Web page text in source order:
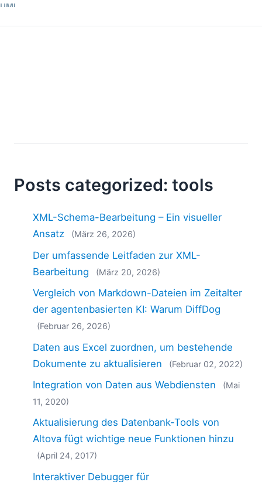
UML
2021
2019
2016
2015
2014
2012
2010
2009
2007
Posts categorized: tools
XML-Schema-Bearbeitung – Ein visueller
Ansatz
(März 26, 2026)
Der umfassende Leitfaden zur XML-
Bearbeitung
(März 20, 2026)
Vergleich von Markdown-Dateien im Zeitalter
der agentenbasierten KI: Warum DiffDog
(Februar 26, 2026)
Daten aus Excel zuordnen, um bestehende
Dokumente zu aktualisieren
(Februar 02, 2022)
Integration von Daten aus Webdiensten
(Mai
11, 2020)
Aktualisierung des Datenbank-Tools von
Altova fügt wichtige neue Funktionen hinzu
(April 24, 2017)
Interaktiver Debugger für